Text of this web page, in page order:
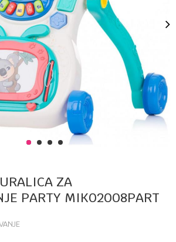
1 2 3 4
ZA
PARTY MIK02008PART